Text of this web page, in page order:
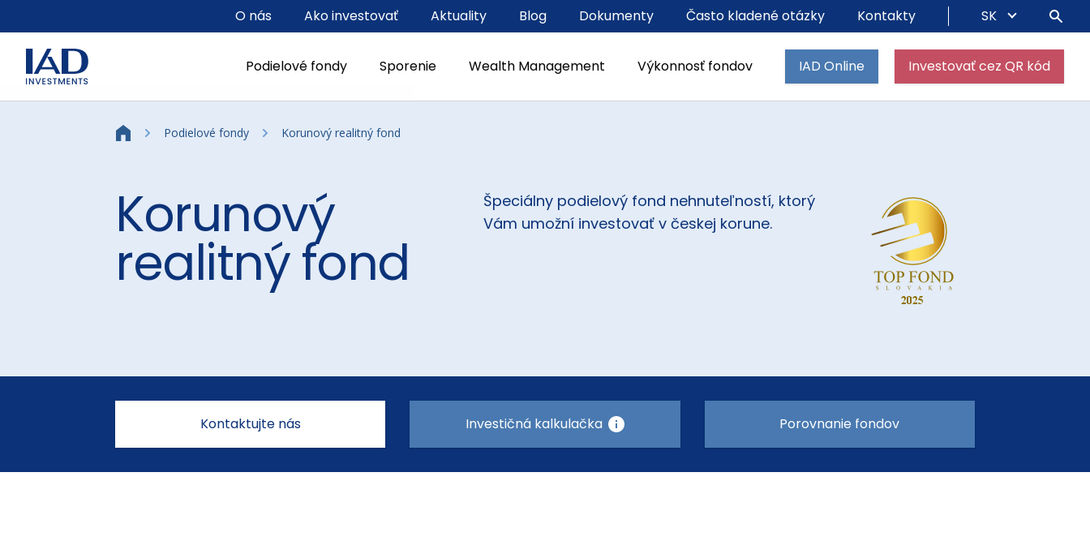
Podielové fondy Sporenie Wealth Management Výkonnosť fondov IAD Online Investovať cez QR kód
O nás Ako investovať Aktuality Blog Dokumenty Často kladené otázky Kontakty SK
Podielové fondy Korunový realitný fond
Korunový
realitný fond
Špeciálny podielový fond nehnuteľností, ktorý
Vám umožní investovať v českej korune.
Kontaktujte nás Investičná kalkulačka Porovnanie fondov